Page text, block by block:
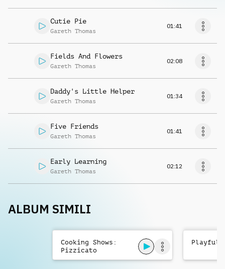
Cutie Pie
Gareth Thomas
01:41
Fields And Flowers
Gareth Thomas
02:08
Daddy's Little Helper
Gareth Thomas
01:34
Five Friends
Gareth Thomas
01:41
Early Learning
Gareth Thomas
02:12
ALBUM SIMILI
Cooking Shows:
Pizzicato
Orchestral Playful
Playful